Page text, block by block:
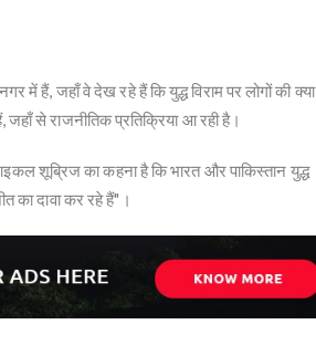
में हैं, जहाँ वे देख रहे हैं कि युद्ध विराम पर लोगों की क्या
से राजनीतिक प्रतिक्रिया आ रही है।
शूब्रिज का कहना है कि भारत और पाकिस्तान युद्ध
का दावा कर रहे हैं"।